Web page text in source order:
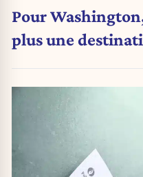
Pour
plus une